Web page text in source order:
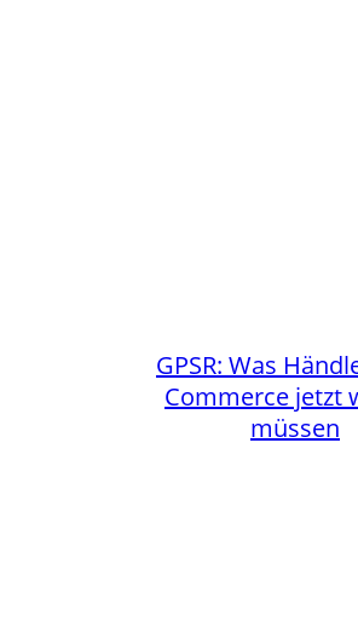
GPSR: Was
Commerce jetzt
müssen